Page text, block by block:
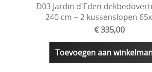
D03 Jardin d'Eden
240 cm + 2 kussenslopen
€ 335,00
Toevoegen aan